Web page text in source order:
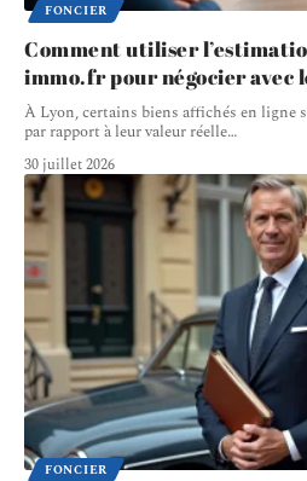
FONCIER
Comment utiliser
immo.fr pour négocier avec
À Lyon, certains biens affichés en ligne
par rapport à leur valeur réelle…
30 juillet 2026
FONCIER